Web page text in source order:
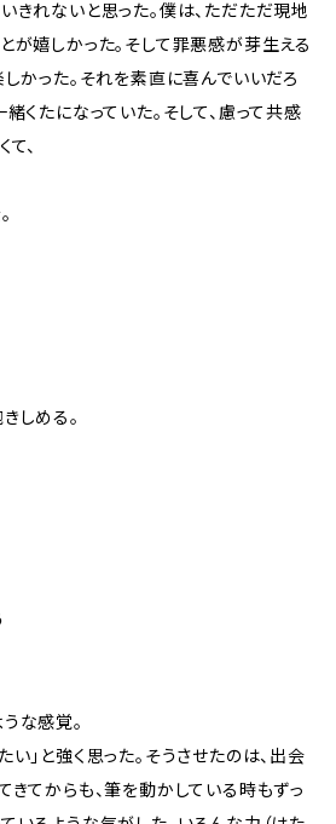
きれないと思った。僕は、ただただ現地
が嬉しかった。そして罪悪感が芽生える
しかった。それを素直に喜んでいいだろ
くたになっていた。そして、慮って共感
、
しめる。
な感覚。
」と強く思った。そうさせたのは、出会
きてからも、筆を動かしている時もずっ